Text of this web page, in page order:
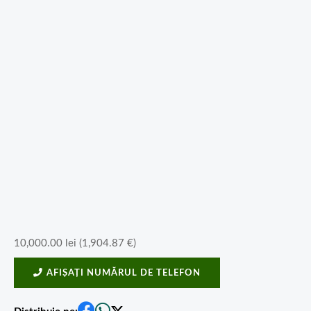
10,000.00 lei (1,904.87 €)
AFIȘAȚI NUMĂRUL DE TELEFON